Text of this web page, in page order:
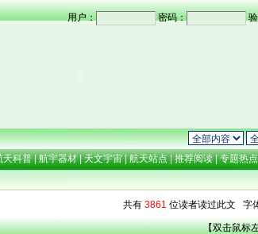
用户： 密码：
天科普| 航宇器材| 天文宇宙| 航天站点|推荐阅读|专题热
共有 3861 位读者读过此文 字
【双击鼠标